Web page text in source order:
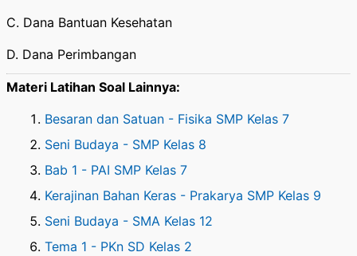
C. Dana Bantuan Kesehatan
D. Dana Perimbangan
Materi Latihan Soal Lainnya:
Besaran dan Satuan - Fisika SMP Kelas 7
Seni Budaya - SMP Kelas 8
Bab 1 - PAI SMP Kelas 7
Kerajinan Bahan Keras - Prakarya SMP Kelas 9
Seni Budaya - SMA Kelas 12
Tema 1 - PKn SD Kelas 2